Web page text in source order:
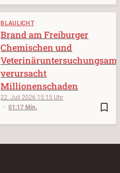
BLAULICHT
bookmark_border
22. Juli 2026 15:15
01:17 Min.
Brand am Freiburger
Chemischen und
Veterinäruntersuchungsamt
verursacht
Millionenschaden